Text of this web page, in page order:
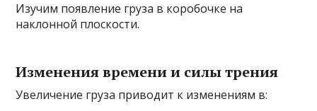
Изучим появление груза в коробочке на
наклонной плоскости.
Изменения времени и силы трения
Увеличение груза приводит к изменениям в: